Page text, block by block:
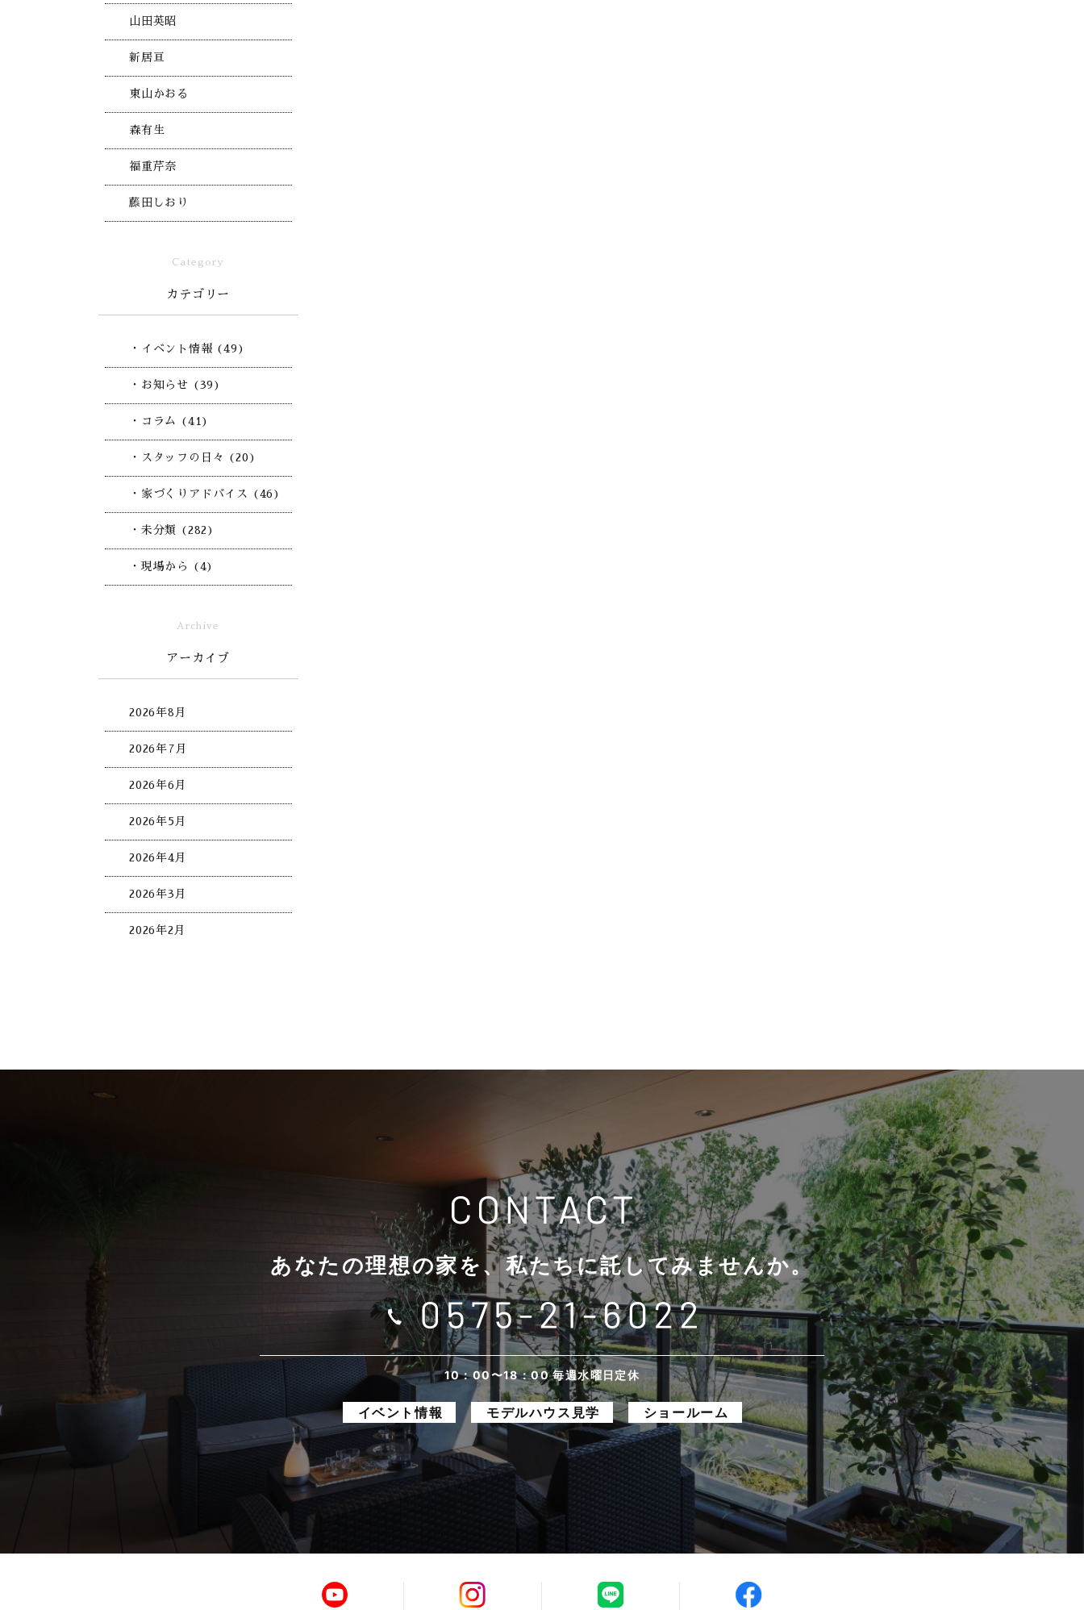
山田英昭
新居亘
東山かおる
森有生
福重芹奈
藤田しおり
Category
カテゴリー
・イベント情報 (49)
・お知らせ (39)
・コラム (41)
・スタッフの日々 (20)
・家づくりアドバイス (46)
・未分類 (282)
・現場から (4)
Archive
アーカイブ
2026年8月
2026年7月
2026年6月
2026年5月
2026年4月
2026年3月
2026年2月
2025年1月
2024年12月
あなたの理想の家を、私たちに託してみませんか。
10：00〜18：00 毎週水曜日定休
イベント情報 モデルハウス見学 ショールーム